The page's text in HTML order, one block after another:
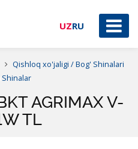
UZRU
Qishloq xo'jaligi / Bog' Shinalari
AGRIMAX V-
TL